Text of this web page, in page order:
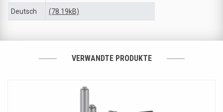
Deutsch (78.19kB)
VERWANDTE PRODUKTE